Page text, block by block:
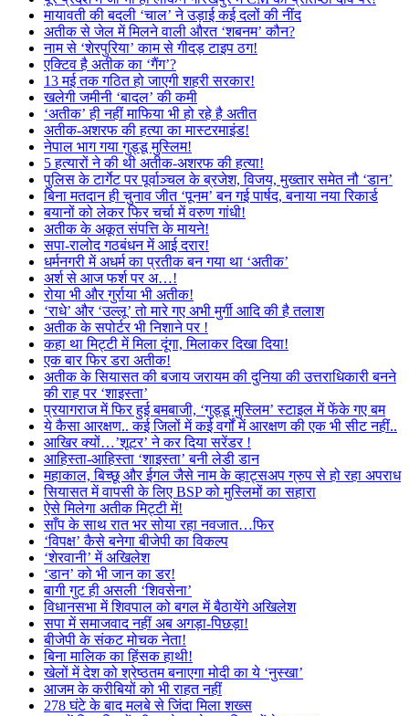
मायावती की बदली ‘चाल’ ने उड़ाई कई दलों की नींद
अतीक से जेल में मिलने वाली औरत ‘शबनम’ कौन?
नाम से ‘शेरपुरिया’ काम से गीदड़ टाइप ठग!
एक्टिव है अतीक का ‘गैंग’?
13 मई तक गठित हो जाएगी शहरी सरकार!
खलेगी जमीनी ‘बादल’ की कमी
‘अतीक’ ही नहीं माफिया भी हो रहे है अतीत
अतीक-अशरफ की हत्या का मास्टरमाइंड!
नेपाल भाग गया गुड्डू मुस्लिम!
5 हत्यारों ने की थी अतीक-अशरफ की हत्या!
पुलिस के टार्गेट पर पूर्वाञ्चल के ब्रजेश, विजय, मुख्तार समेत नौ ‘डान’
बिना मतदान ही चुनाव जीत ‘पूनम’ बन गई पार्षद, बनाया नया रिकार्ड
बयानों को लेकर फिर चर्चा में वरुण गांधी!
अतीक के अकूत संपत्ति के मायने!
सपा-रालोद गठबंधन में आई दरार!
धर्मनगरी में अधर्म का प्रतीक बन गया था ‘अतीक’
अर्श से आज फर्श पर अ…!
रोया भी और गुर्राया भी अतीक!
‘राधे’ और ‘उल्लू’ तो मारे गए अभी मुर्गी आदि की है तलाश
अतीक के सपोर्टर भी निशाने पर !
कहा था मिट्टी में मिला दूंगा, मिलाकर दिखा दिया!
एक बार फिर डरा अतीक!
अतीक के सियासत की बजाय जरायम की दुनिया की उत्तराधिकारी बनने
की राह पर ‘शाइस्ता’
प्रयागराज में फिर हुई बमबाजी, ‘गुड्डू मुस्लिम’ स्टाइल में फेंके गए बम
ये कैसा आरक्षण.. कई जिलों में कई वर्गों में आरक्षण की एक भी सीट नहीं..
आखिर क्यों…’शूटर’ ने कर दिया सरेंडर !
आहिस्ता-आहिस्ता ‘शाइस्ता’ बनी लेडी डान
महाकाल, बिच्छू और ईगल जैसे नाम के व्हाट्सअप ग्रुप से हो रहा अपराध
सियासत में वापसी के लिए BSP को मुस्लिमों का सहारा
ऐसे मिलेगा अतीक मिट्टी में!
साँप के साथ रात भर सोया रहा नवजात…फिर
‘विपक्ष’ कैसे बनेगा बीजेपी का विकल्प
‘शेरवानी’ में अखिलेश
‘डान’ को भी जान का डर!
बागी गुट ही असली ‘शिवसेना’
विधानसभा में शिवपाल को बगल में बैठायेंगे अखिलेश
सपा में समाजवाद नहीं अब अगड़ा-पिछड़ा!
बीजेपी के संकट मोचक नेता!
बिना मालिक का हिंसक हाथी!
खेलों में देश को श्रेष्ठतम बनाएगा मोदी का ये ‘नुस्खा’
आजम के करीबियों को भी राहत नहीं
278 घंटे के बाद मलबे से जिंदा मिला शख्स